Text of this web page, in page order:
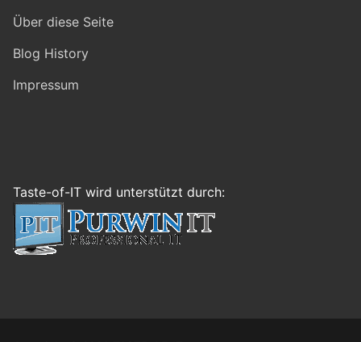
Über diese Seite
Blog History
Impressum
Taste-of-IT wird unterstützt durch: